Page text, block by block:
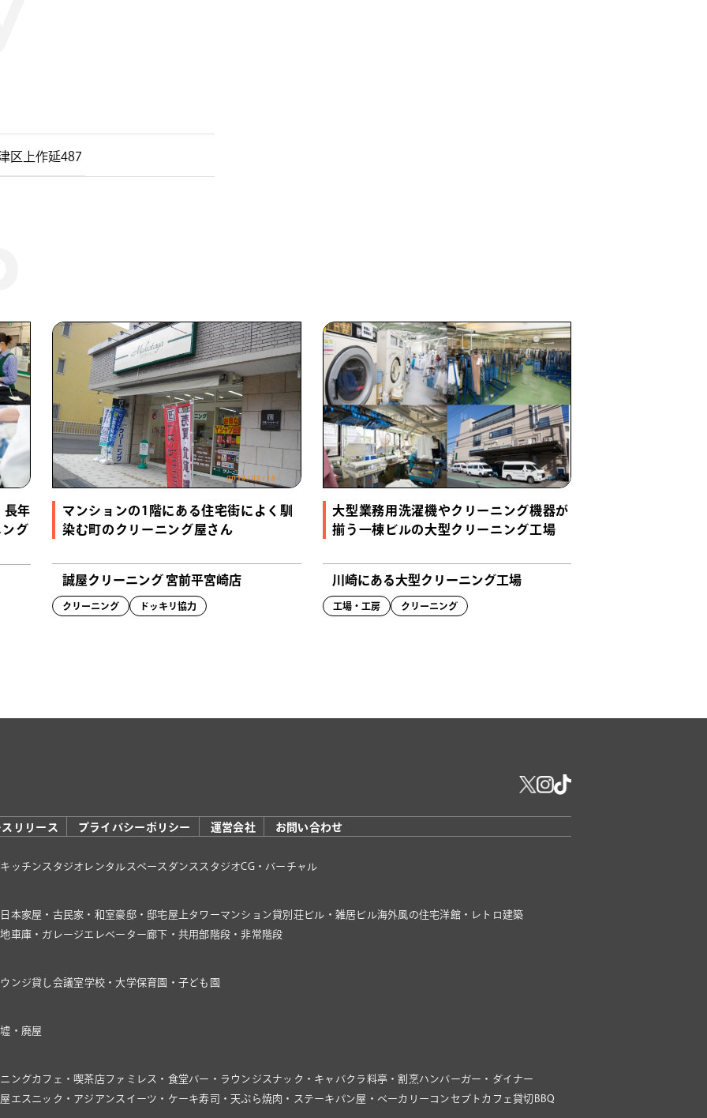
区上作延487
長年
グ
マンションの1階にある住宅街によく馴
染む町のクリーニング屋さん
誠屋クリーニング 宮前平宮崎店
クリーニング ドッキリ協力
大型業務用洗濯機やクリーニング機器が
揃う一棟ビルの大型クリーニング工場
川崎にある大型クリーニング工場
工場・工房 クリーニング
リリース プライバシーポリシー 運営会社 お問い合わせ
キッチンスタジオ レンタルスペース ダンススタジオCG・バーチャル
日本家屋・古民家・和室豪邸・邸宅屋上タワーマンション貸別荘ビル・雑居ビル海外風の住宅洋館・レトロ建築
車庫・ガレージ エレベーター廊下・共用部階段・非常階段
ンジ貸し会議室学校・大学保育園・子ども園
・廃屋
ングカフェ・喫茶店ファミレス・食堂バー・ラウンジ スナック・キャバクラ 料亭・割烹ハンバーガー・ダイナー
エスニック・アジアン スイーツ・ケーキ寿司・天ぷら焼肉・ステーキ パン屋・ベーカリー コンセプトカフェ貸切BBQ